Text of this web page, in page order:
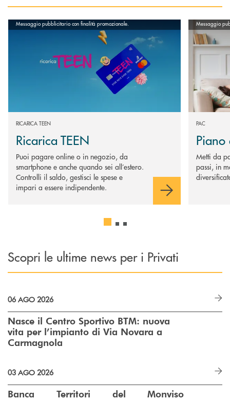
Scopri di più Ricarica TEEN
Messaggio pubblicitario con finalità promozionale.
RICARICA TEEN
Ricarica TEEN
Puoi pagare online o in negozio, da
smartphone e anche quando sei all’estero.
Controlli il saldo, gestisci le spese e
impari a essere indipendente.
Scopri di
Messaggio
PAC
Metti da
passi, in
Scopri le ultime news per i Privati
06 AGO 2026
Nasce il Centro Sportivo BTM: nuova
vita per l’impianto di Via Novara a
Carmagnola
03 AGO 2026
Banca Territori del Monviso